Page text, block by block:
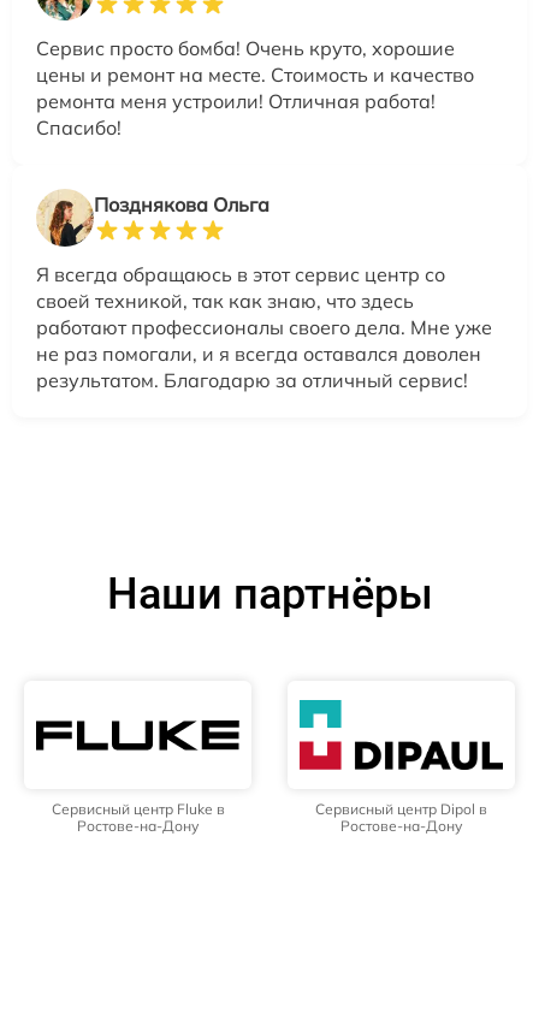
Сервис просто бомба! Очень круто, хорошие
цены и ремонт на месте. Стоимость и качество
ремонта меня устроили! Отличная работа!
Спасибо!
Позднякова Ольга
Я всегда обращаюсь в этот сервис центр со
своей техникой, так как знаю, что здесь
работают профессионалы своего дела. Мне уже
не раз помогали, и я всегда оставался доволен
результатом. Благодарю за отличный сервис!
Наши партнёры
Сервисный центр Fluke в
Ростове-на-Дону
Сервисный центр Dipol в
Ростове-на-Дону